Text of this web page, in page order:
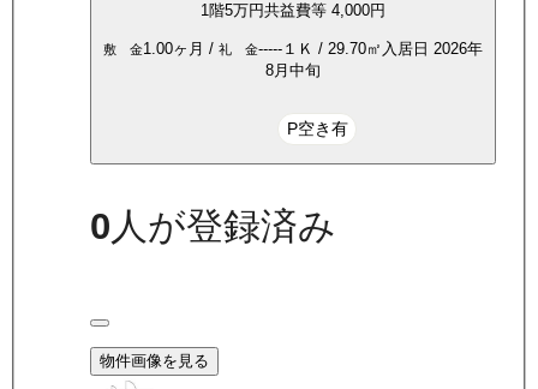
1階5万円共益費等 4,000円
敷 金1.00ヶ月 / 礼 金----- １Ｋ / 29.70㎡ 入居日 2026年
8月中旬
P空き有
0人が登録済み
物件画像を見る